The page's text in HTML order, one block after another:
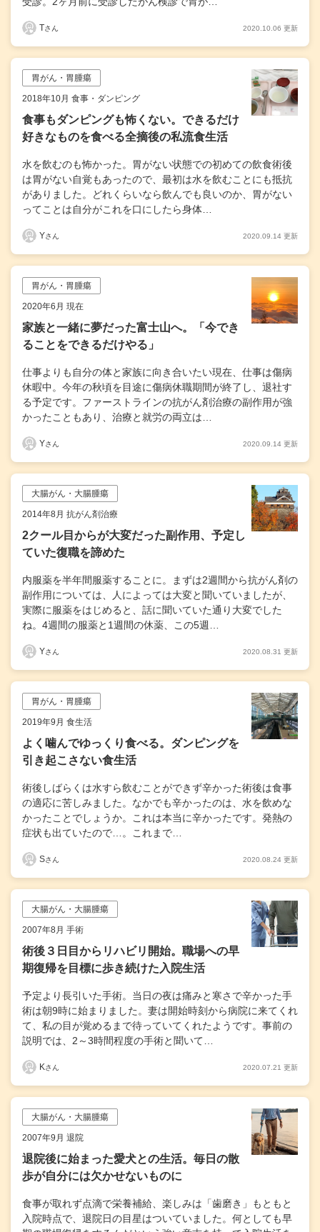
Tさん 2020.10.06 更新
胃がん・胃腫瘍
2018年10月 食事・ダンピング
食事もダンピングも怖くない。できるだけ
好きなものを食べる全摘後の私流食生活
水を飲むのも怖かった。胃がない状態での初めての飲食術後
は胃がない自覚もあったので、最初は水を飲むことにも抵抗
がありました。どれくらいなら飲んでも良いのか、胃がない
ってことは自分がこれを口にしたら身体…
Yさん 2020.09.14 更新
胃がん・胃腫瘍
2020年6月 現在
家族と一緒に夢だった富士山へ。「今でき
ることをできるだけやる」
仕事よりも自分の体と家族に向き合いたい現在、仕事は傷病
休暇中。今年の秋頃を目途に傷病休職期間が終了し、退社す
る予定です。ファーストラインの抗がん剤治療の副作用が強
かったこともあり、治療と就労の両立は…
Yさん 2020.09.14 更新
大腸がん・大腸腫瘍
2014年8月 抗がん剤治療
2クール目からが大変だった副作用、予定し
ていた復職を諦めた
内服薬を半年間服薬することに。まずは2週間から抗がん剤の
副作用については、人によっては大変と聞いていましたが、
実際に服薬をはじめると、話に聞いていた通り大変でした
ね。4週間の服薬と1週間の休薬、この5週…
Yさん 2020.08.31 更新
胃がん・胃腫瘍
2019年9月 食生活
よく噛んでゆっくり食べる。ダンピングを
引き起こさない食生活
術後しばらくは水すら飲むことができず辛かった術後は食事
の適応に苦しみました。なかでも辛かったのは、水を飲めな
かったことでしょうか。これは本当に辛かったです。発熱の
症状も出ていたので…。これまで…
Sさん 2020.08.24 更新
大腸がん・大腸腫瘍
2007年8月 手術
術後３日目からリハビリ開始。職場への早
期復帰を目標に歩き続けた入院生活
予定より長引いた手術。当日の夜は痛みと寒さで辛かった手
術は朝9時に始まりました。妻は開始時刻から病院に来てくれ
て、私の目が覚めるまで待っていてくれたようです。事前の
説明では、2～3時間程度の手術と聞いて…
Kさん 2020.07.21 更新
大腸がん・大腸腫瘍
2007年9月 退院
退院後に始まった愛犬との生活。毎日の散
歩が自分には欠かせないものに
食事が取れず点滴で栄養補給、楽しみは「歯磨き」もともと
入院時点で、退院日の目星はついていました。何としても早